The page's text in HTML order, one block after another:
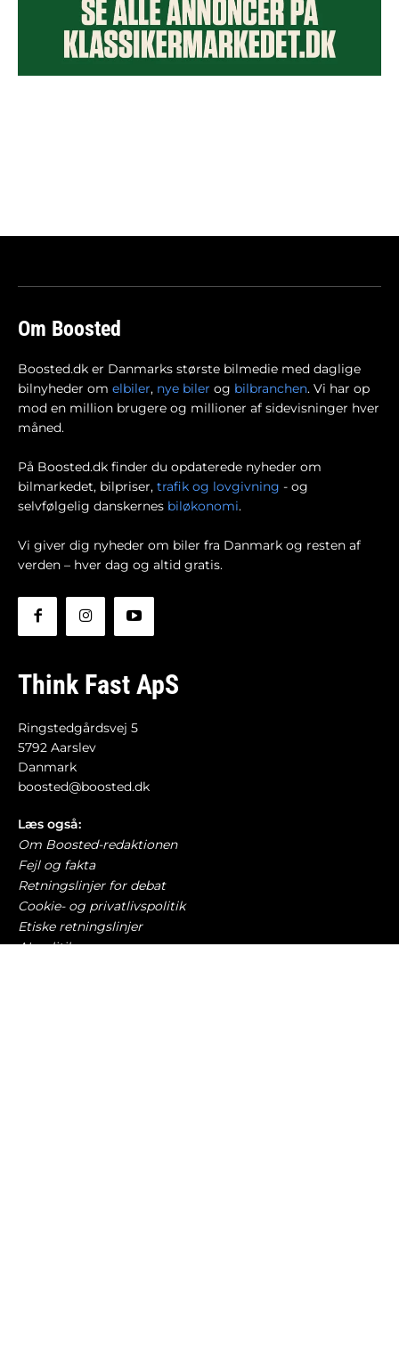
Om Boosted
Boosted.dk er Danmarks største bilmedie med daglige
bilnyheder om elbiler, nye biler og bilbranchen. Vi har op
mod en million brugere og millioner af sidevisninger hver
måned.
På Boosted.dk finder du opdaterede nyheder om
bilmarkedet, bilpriser, trafik og lovgivning - og
selvfølgelig danskernes biløkonomi.
Vi giver dig nyheder om biler fra Danmark og resten af
verden – hver dag og altid gratis.
Think Fast ApS
Ringstedgårdsvej 5
5792 Aarslev
Danmark
boosted@boosted.dk
Læs også:
Om Boosted-redaktionen
Fejl og fakta
Retningslinjer for debat
Cookie- og privatlivspolitik
Etiske retningslinjer
AI-politik